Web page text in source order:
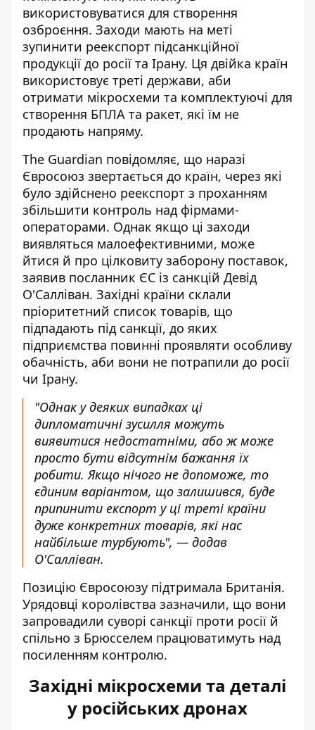
використовуватися для створення
озброєння. Заходи мають на меті
зупинити реекспорт підсанкційної
продукції до росії та Ірану. Ця двійка країн
використовує треті держави, аби
отримати мікросхеми та комплектуючі для
створення БПЛА та ракет, які їм не
продають напряму.
The Guardian повідомляє, що наразі
Євросоюз звертається до країн, через які
було здійснено реекспорт з проханням
збільшити контроль над фірмами-
операторами. Однак якщо ці заходи
виявляться малоефективними, може
йтися й про цілковиту заборону поставок,
заявив посланник ЄС із санкцій Девід
О'Салліван. Західні країни склали
пріоритетний список товарів, що
підпадають під санкції, до яких
підприємства повинні проявляти особливу
обачність, аби вони не потрапили до росії
чи Ірану.
"Однак у деяких випадках ці
дипломатичні зусилля можуть
виявитися недостатніми, або ж може
просто бути відсутнім бажання їх
робити. Якщо нічого не допоможе, то
єдиним варіантом, що залишився, буде
припинити експорт у ці треті країни
дуже конкретних товарів, які нас
найбільше турбують", — додав
О'Салліван.
Позицію Євросоюзу підтримала Британія.
Урядовці королівства зазначили, що вони
запровадили суворі санкції проти росії й
спільно з Брюсселем працюватимуть над
посиленням контролю.
Західні мікросхеми та деталі
у російських дронах